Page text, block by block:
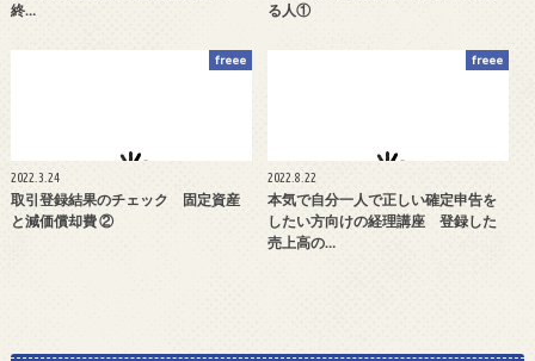
終…
る人①
freee
2022.3.24
取引登録結果のチェック 固定資産
と減価償却費 ②
freee
2022.8.22
本気で自分一人で正しい確定申告を
したい方向けの経理講座 登録した
売上高の…